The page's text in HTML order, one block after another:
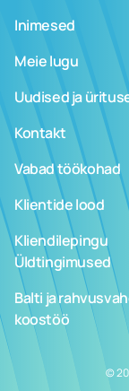
Inimesed
Meie lugu
Uudised ja
Kontakt
Vabad töökohad
Klientide lood
Kliendilepingu
Üldtingimused
Balti ja
koostöö
©